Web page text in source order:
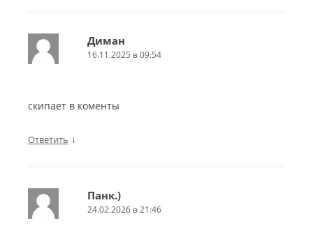
Диман
16.11.2025 в 09:54
скипает в коменты
Ответить ↓
Панк.)
24.02.2026 в 21:46